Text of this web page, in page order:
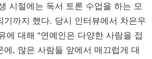
시절에는 독서 토론 수업을 하는 모
기까지 했다. 당시 인터뷰에서 차은우
에 대해 “연예인은 다양한 사람을 접
에, 많은 사람들 앞에서 매끄럽게 대